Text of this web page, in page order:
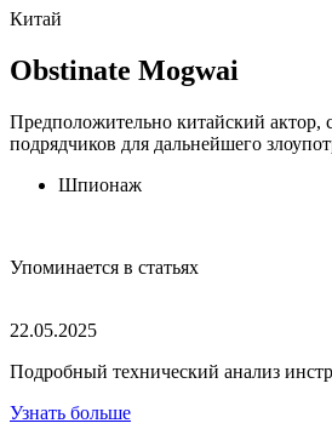
Китай
Obstinate Mogwai
Предположительно китайский
подрядчиков для дальнейшего
Шпионаж
Упоминается в статьях
22.05.2025
Подробный технический анализ
Узнать больше